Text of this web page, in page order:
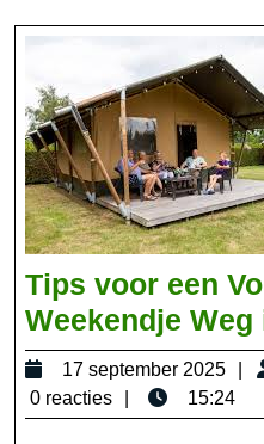
Tips voor een
Weekendje
17 september 2025
0 reacties
15:24